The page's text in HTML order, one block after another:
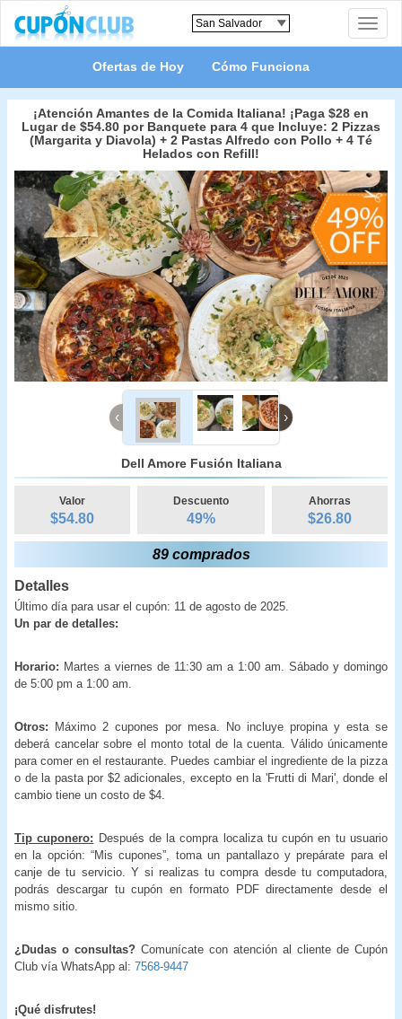
Toggle
Ofertas de Hoy Cómo Funciona
¡Atención Amantes de la Comida Italiana! ¡Paga $28 en
Lugar de $54.80 por Banquete para 4 que Incluye: 2 Pizzas
(Margarita y Diavola) + 2 Pastas Alfredo con Pollo + 4 Té
Helados con Refill!
‹ ›
Dell Amore Fusión Italiana
Valor
$54.80
Descuento
49%
Ahorras
$26.80
89 comprados
Detalles
Último día para usar el cupón: 11 de agosto de 2025.
Un par de detalles:
Horario: Martes a viernes de 11:30 am a 1:00 am. Sábado y domingo
de 5:00 pm a 1:00 am.
Otros:
Máximo 2 cupones por mesa. No incluye propina y esta se
deberá cancelar sobre el monto total de la cuenta. Válido únicamente
para comer en el restaurante. Puedes cambiar el ingrediente de la pizza
o de la pasta por $2 adicionales, excepto en la 'Frutti di Mari', donde el
cambio tiene un costo de $4.
Tip cuponero: Después de la compra localiza tu cupón en tu usuario
en la opción: “Mis cupones”, toma un pantallazo y prepárate para el
canje de tu servicio. Y si realizas tu compra desde tu computadora,
podrás descargar tu cupón en formato PDF directamente desde el
mismo sitio.
¿Dudas o consultas? Comunícate con atención al cliente de Cupón
Club vía WhatsApp al: 7568-9447
¡Qué disfrutes!